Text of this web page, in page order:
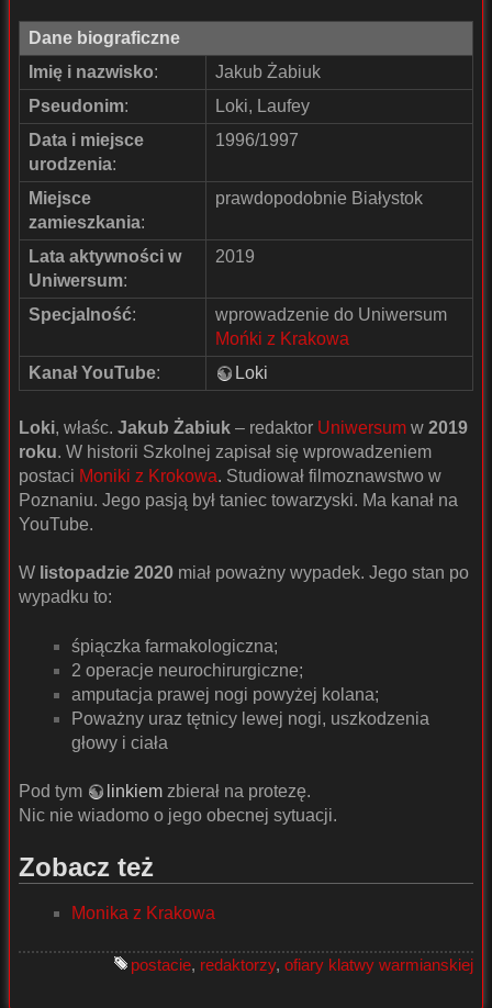
Dane biograficzne
Imię i nazwisko:
Jakub Żabiuk
Pseudonim:
Loki, Laufey
Data i miejsce
urodzenia:
1996/1997
Miejsce
zamieszkania:
prawdopodobnie Białystok
Lata aktywności w
Uniwersum:
2019
Specjalność:
wprowadzenie do Uniwersum
Mońki z Krakowa
Kanał YouTube: Loki
Loki, właśc. Jakub Żabiuk – redaktor Uniwersum w 2019
roku. W historii Szkolnej zapisał się wprowadzeniem
postaci Moniki z Krokowa. Studiował filmoznawstwo w
Poznaniu. Jego pasją był taniec towarzyski. Ma kanał na
YouTube.
W listopadzie 2020 miał poważny wypadek. Jego stan po
wypadku to:
śpiączka farmakologiczna;
2 operacje neurochirurgiczne;
amputacja prawej nogi powyżej kolana;
Poważny uraz tętnicy lewej nogi, uszkodzenia
głowy i ciała
Pod tym linkiem zbierał na protezę.
Nic nie wiadomo o jego obecnej sytuacji.
Zobacz też
Monika z Krakowa
postacie, redaktorzy, ofiary klatwy warmianskiej